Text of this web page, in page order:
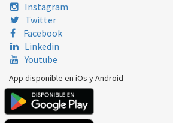
Instagram
Twitter
Facebook
Linkedin
Youtube
App disponible en iOs y Android